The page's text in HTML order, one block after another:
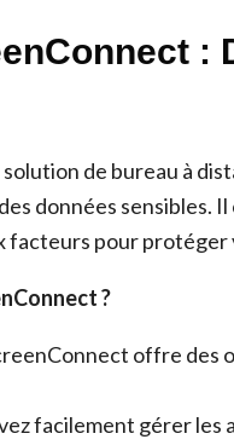
:
de bureau à
données sensibles.
pour protéger
?
offre des
facilement gérer les